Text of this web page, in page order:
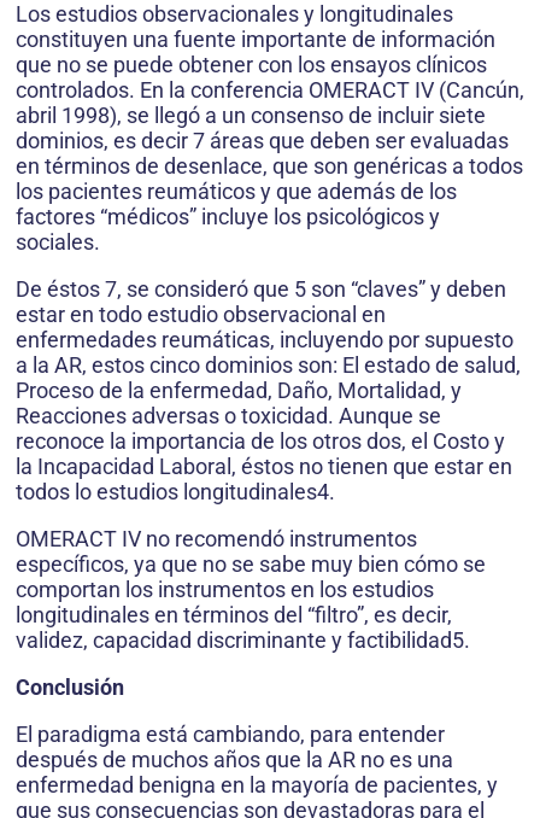
Los estudios observacionales y longitudinales
constituyen una fuente importante de información
que no se puede obtener con los ensayos clínicos
controlados. En la conferencia OMERACT IV (Cancún,
abril 1998), se llegó a un consenso de incluir siete
dominios, es decir 7 áreas que deben ser evaluadas
en términos de desenlace, que son genéricas a todos
los pacientes reumáticos y que además de los
factores “médicos” incluye los psicológicos y
sociales.
De éstos 7, se consideró que 5 son “claves” y deben
estar en todo estudio observacional en
enfermedades reumáticas, incluyendo por supuesto
a la AR, estos cinco dominios son: El estado de salud,
Proceso de la enfermedad, Daño, Mortalidad, y
Reacciones adversas o toxicidad. Aunque se
reconoce la importancia de los otros dos, el Costo y
la Incapacidad Laboral, éstos no tienen que estar en
todos lo estudios longitudinales4.
OMERACT IV no recomendó instrumentos
específicos, ya que no se sabe muy bien cómo se
comportan los instrumentos en los estudios
longitudinales en términos del “filtro”, es decir,
validez, capacidad discriminante y factibilidad5.
Conclusión
El paradigma está cambiando, para entender
después de muchos años que la AR no es una
enfermedad benigna en la mayoría de pacientes, y
que sus consecuencias son devastadoras para el